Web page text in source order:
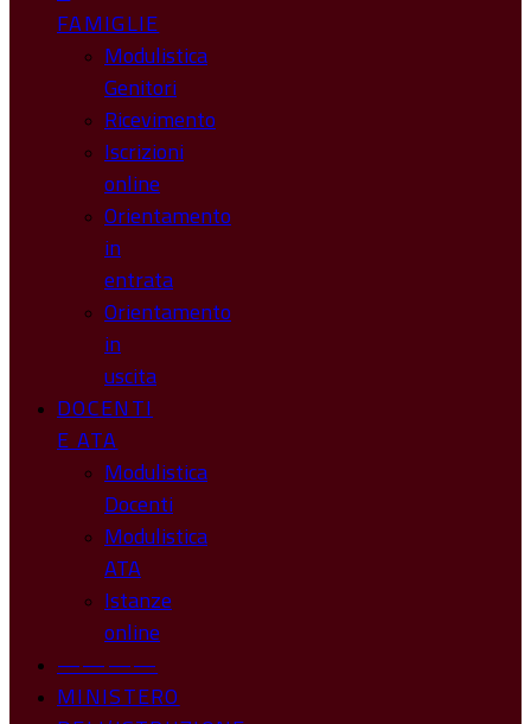
FAMIGLIE
Modulistica
Genitori
Ricevimento
Iscrizioni
online
Orientamento
in
entrata
Orientamento
in
uscita
DOCENTI
E ATA
Modulistica
Docenti
Modulistica
ATA
Istanze
online
————
MINISTERO